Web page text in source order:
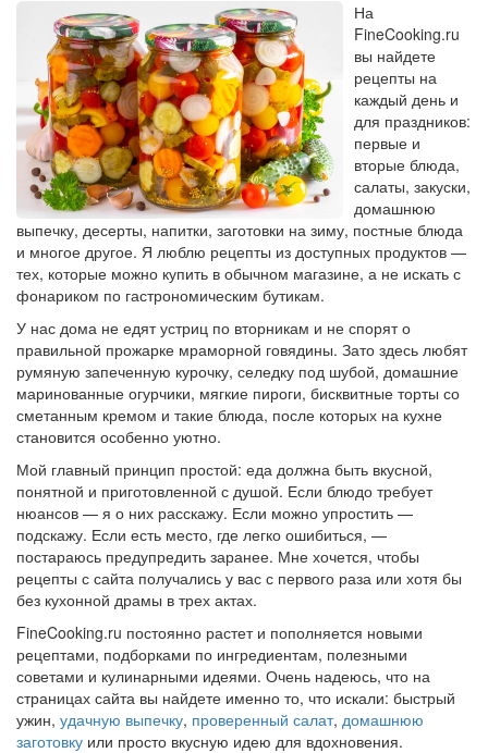
На
FineCooking.ru
вы найдете
рецепты на
каждый день и
для праздников:
первые и
вторые блюда,
салаты, закуски,
домашнюю
выпечку, десерты, напитки, заготовки на зиму, постные блюда
и многое другое. Я люблю рецепты из доступных продуктов —
тех, которые можно купить в обычном магазине, а не искать с
фонариком по гастрономическим бутикам.
У нас дома не едят устриц по вторникам и не спорят о
правильной прожарке мраморной говядины. Зато здесь любят
румяную запеченную курочку, селедку под шубой, домашние
маринованные огурчики, мягкие пироги, бисквитные торты со
сметанным кремом и такие блюда, после которых на кухне
становится особенно уютно.
Мой главный принцип простой: еда должна быть вкусной,
понятной и приготовленной с душой. Если блюдо требует
нюансов — я о них расскажу. Если можно упростить —
подскажу. Если есть место, где легко ошибиться, —
постараюсь предупредить заранее. Мне хочется, чтобы
рецепты с сайта получались у вас с первого раза или хотя бы
без кухонной драмы в трех актах.
FineCooking.ru постоянно растет и пополняется новыми
рецептами, подборками по ингредиентам, полезными
советами и кулинарными идеями. Очень надеюсь, что на
страницах сайта вы найдете именно то, что искали: быстрый
ужин, удачную выпечку, проверенный салат, домашнюю
заготовку или просто вкусную идею для вдохновения.